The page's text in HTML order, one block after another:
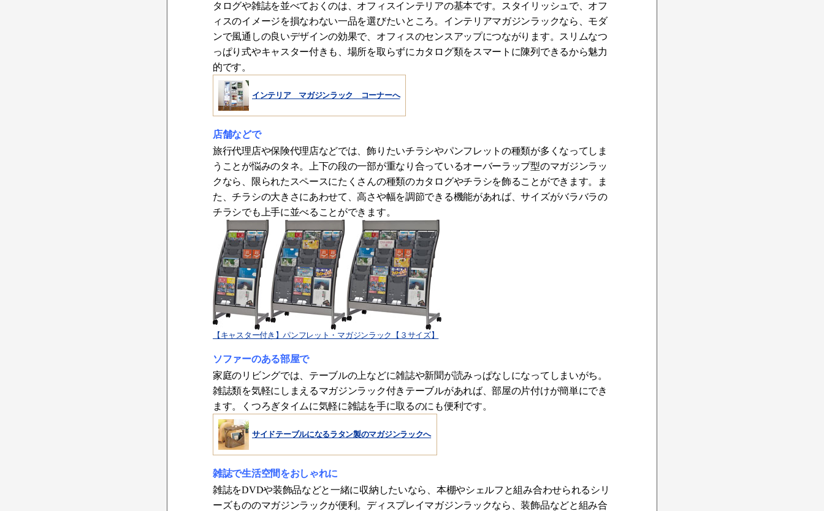
タログや雑誌を並べておくのは、オフィスインテリアの基本です。スタイリッシュで、オフ
ィスのイメージを損なわない一品を選びたいところ。インテリアマガジンラックなら、モダ
ンで風通しの良いデザインの効果で、オフィスのセンスアップにつながります。スリムなつ
っぱり式やキャスター付きも、場所を取らずにカタログ類をスマートに陳列できるから魅力
的です。
インテリア マガジンラック コーナーへ
店舗などで
旅行代理店や保険代理店などでは、飾りたいチラシやパンフレットの種類が多くなってしま
うことが悩みのタネ。上下の段の一部が重なり合っているオーバーラップ型のマガジンラッ
クなら、限られたスペースにたくさんの種類のカタログやチラシを飾ることができます。ま
た、チラシの大きさにあわせて、高さや幅を調節できる機能があれば、サイズがバラバラの
チラシでも上手に並べることができます。
【キャスター付き】パンフレット・マガジンラック【３サイズ】
ソファーのある部屋で
家庭のリビングでは、テーブルの上などに雑誌や新聞が読みっぱなしになってしまいがち。
雑誌類を気軽にしまえるマガジンラック付きテーブルがあれば、部屋の片付けが簡単にでき
ます。くつろぎタイムに気軽に雑誌を手に取るのにも便利です。
サイドテーブルになるラタン製のマガジンラックへ
雑誌で生活空間をおしゃれに
雑誌をDVDや装飾品などと一緒に収納したいなら、本棚やシェルフと組み合わせられるシリ
ーズもののマガジンラックが便利。ディスプレイマガジンラックなら、装飾品などと組み合